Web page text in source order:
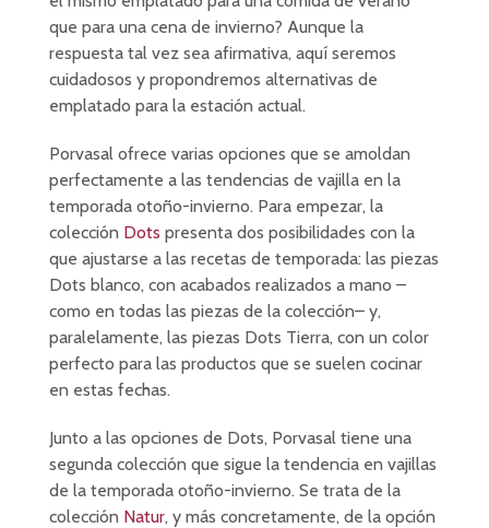
que para una cena de invierno? Aunque la
respuesta tal vez sea afirmativa, aquí seremos
cuidadosos y propondremos alternativas de
emplatado para la estación actual.
Porvasal ofrece varias opciones que se amoldan
perfectamente a las tendencias de vajilla en la
temporada otoño-invierno. Para empezar, la
colección Dots presenta dos posibilidades con la
que ajustarse a las recetas de temporada: las piezas
Dots blanco, con acabados realizados a mano –
como en todas las piezas de la colección– y,
paralelamente, las piezas Dots Tierra, con un color
perfecto para las productos que se suelen cocinar
en estas fechas.
Junto a las opciones de Dots, Porvasal tiene una
segunda colección que sigue la tendencia en vajillas
de la temporada otoño-invierno. Se trata de la
colección Natur, y más concretamente, de la opción